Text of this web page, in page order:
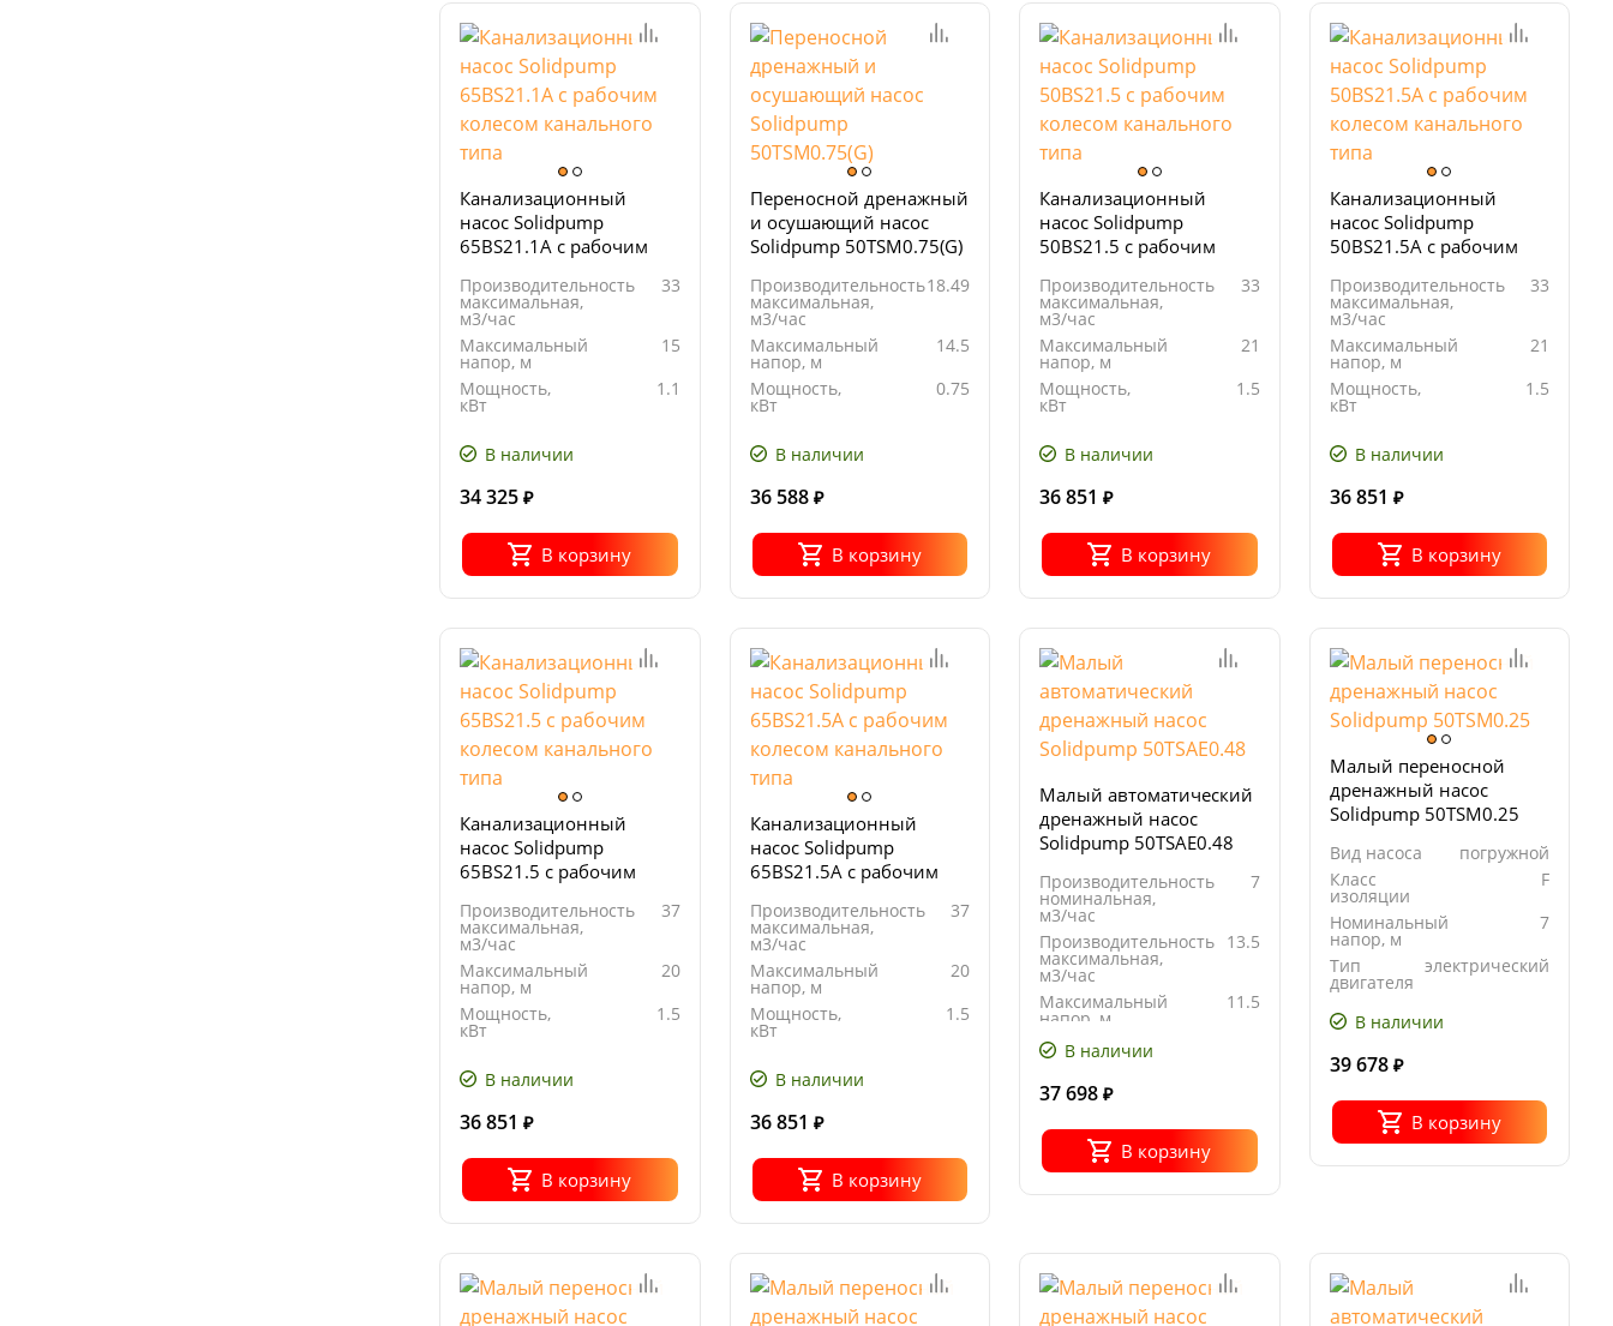
Канализационный
насос Solidpump
65BS21.1A с рабочим
типа
Производительность
максимальная,
м3/час
33
Максимальный
напор, м
15
Мощность,
кВт
1.1
В
В наличии
34 325 ₽
В корзину
Переносной дренажный
и осушающий насос
Solidpump 50TSM0.75(G)
Производительность
максимальная,
м3/час
18.49
Максимальный
напор, м
14.5
Мощность,
кВт
0.75
В
В наличии
36 588 ₽
В корзину
Канализационный
насос Solidpump
50BS21.5 с рабочим
типа
Производительность
максимальная,
м3/час
33
Максимальный
напор, м
21
Мощность,
кВт
1.5
В
В наличии
36 851 ₽
В корзину
Канализационный
насос Solidpump
50BS21.5A с рабочим
типа
Производительность
максимальная,
м3/час
33
Максимальный
напор, м
21
Мощность,
кВт
1.5
В
В наличии
36 851 ₽
В корзину
Канализационный
насос Solidpump
65BS21.5 с рабочим
типа
Производительность
максимальная,
м3/час
37
Максимальный
напор, м
20
Мощность,
кВт
1.5
В
В наличии
36 851 ₽
В корзину
Канализационный
насос Solidpump
65BS21.5A с рабочим
типа
Производительность
максимальная,
м3/час
37
Максимальный
напор, м
20
Мощность,
кВт
1.5
В
В наличии
36 851 ₽
В корзину
Малый автоматический
дренажный насос
Solidpump 50TSAE0.48
Производительность
номинальная,
м3/час
7
Производительность
максимальная,
м3/час
13.5
Максимальный
напор, м
11.5
Мощность,
кВтВ наличии
37 698 ₽
В корзину
Малый переносной
дренажный насос
Solidpump 50TSM0.25
Вид насоса
погружной
Класс
изоляции
F
Номинальный
напор, м
7
Тип
двигателя
электрический
В наличии
39 678 ₽
В корзину